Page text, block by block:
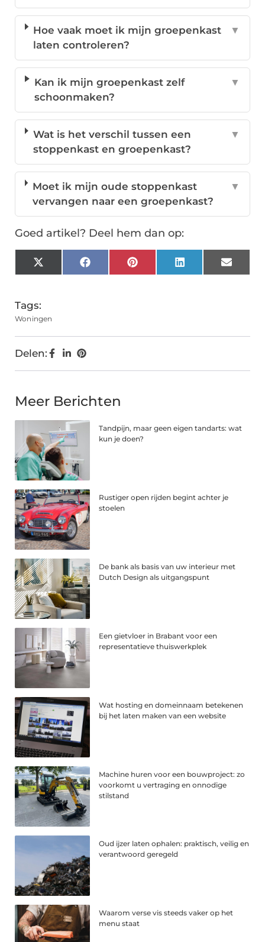
Hoe vaak moet ik mijn groepenkast
laten controleren?
▼
Kan ik mijn groepenkast zelf
schoonmaken?
▼
Wat is het verschil tussen een
stoppenkast en groepenkast?
▼
Moet ik mijn oude stoppenkast
vervangen naar een groepenkast?
▼
Goed artikel? Deel hem dan op:
X
(Twitter)
FacebookPinterestLinkedInEmail
Tags:
Woningen
Delen:
Meer Berichten
Tandpijn, maar geen eigen tandarts: wat
kun je doen?
Rustiger open rijden begint achter je
stoelen
De bank als basis van uw interieur met
Dutch Design als uitgangspunt
Een gietvloer in Brabant voor een
representatieve thuiswerkplek
Wat hosting en domeinnaam betekenen
bij het laten maken van een website
Machine huren voor een bouwproject: zo
voorkomt u vertraging en onnodige
stilstand
Oud ijzer laten ophalen: praktisch, veilig en
verantwoord geregeld
Waarom verse vis steeds vaker op het
menu staat